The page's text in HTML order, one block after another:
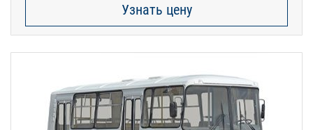
Узнать цену